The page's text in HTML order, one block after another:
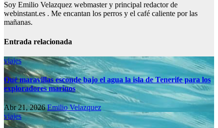
Soy Emilio Velazquez webmaster y principal redactor de
webinstant.es . Me encantan los perros y el café caliente por las
mañanas.
Entrada relacionada
viajes
Qué maravillas esconde bajo el agua la isla de Tenerife para los
exploradores marinos
Abr 21, 2026Emilio Velazquez
viajes